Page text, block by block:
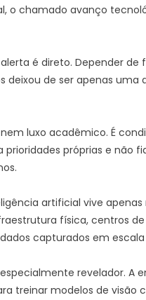
o chamado avanço
é direto. Depender
deixou de ser apenas
luxo acadêmico. É
próprias e não
artificial vive
física, centros
capturados em escala
revelador. A
treinar modelos de